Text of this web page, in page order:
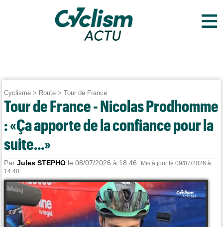
≡
Cyclisme > Route >Tour de France
Tour de France - Nicolas Prodhomme
: «Ça apporte de la confiance pour la
suite...»
ParJules STEPHO le 08/07/2026 à 18:46.
Mis à jour le 09/07/2026 à
14:40.